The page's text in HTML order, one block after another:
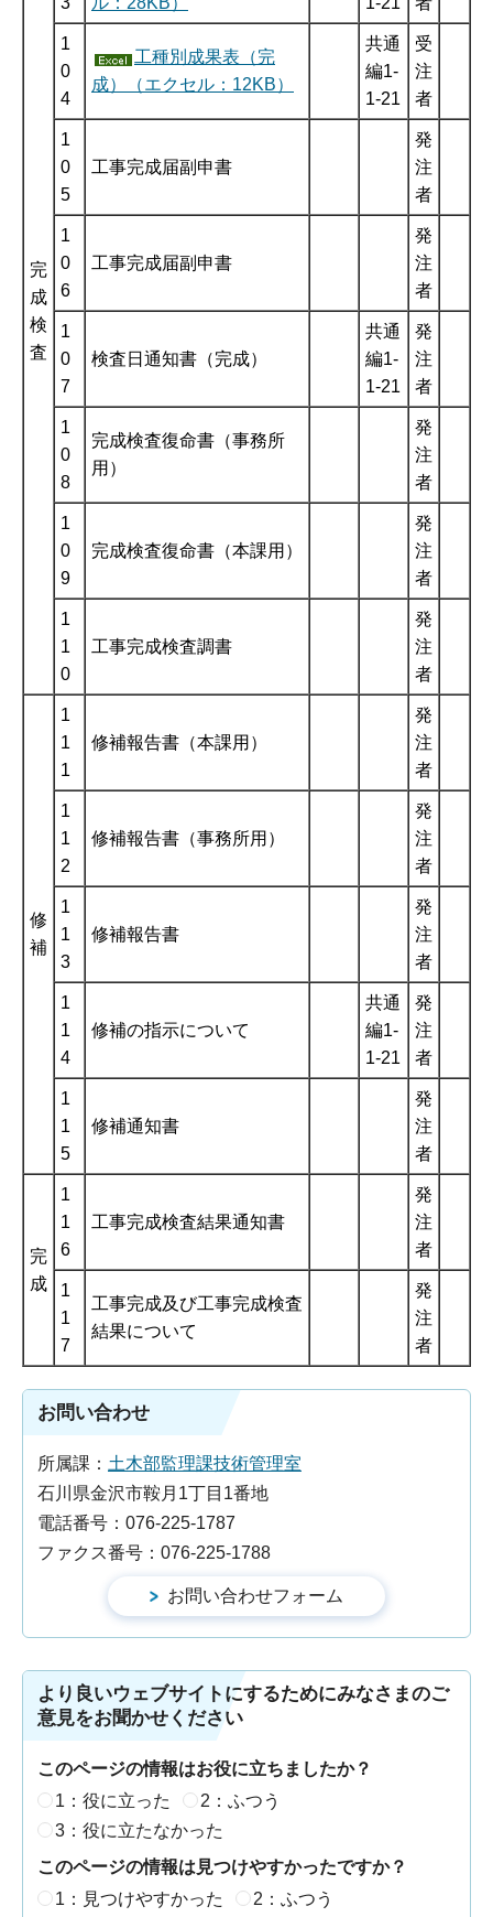
完
成
検
査
1
0
4
工種別成果表（完
成）（エクセル：12KB）
共通
編1-
1-21
受
注
者
1
0
5
工事完成届副申書
発
注
者
1
0
6
工事完成届副申書
発
注
者
1
0
7
検査日通知書（完成）
共通
編1-
1-21
発
注
者
1
0
8
完成検査復命書（事務所
用）
発
注
者
1
0
9
完成検査復命書（本課用）
発
注
者
1
1
0
工事完成検査調書
発
注
者
修
補
1
1
1
修補報告書（本課用）
発
注
者
1
1
2
修補報告書（事務所用）
発
注
者
1
1
3
修補報告書
発
注
者
1
1
4
修補の指示について
共通
編1-
1-21
発
注
者
1
1
5
修補通知書
発
注
者
完
成
1
1
6
工事完成検査結果通知書
発
注
者
1
1
7
工事完成及び工事完成検査
結果について
発
注
者
お問い合わせ
所属課： 土木部監理課技術管理室
石川県金沢市鞍月1丁目1番地
電話番号：076-225-1787
ファクス番号：076-225-1788
より良いウェブサイトにするためにみなさまのご
意見をお聞かせください
このページの情報はお役に立ちましたか？
1：役に立った
2：ふつう
3：役に立たなかった
このページの情報は見つけやすかったですか？
1：見つけやすかった
2：ふつう